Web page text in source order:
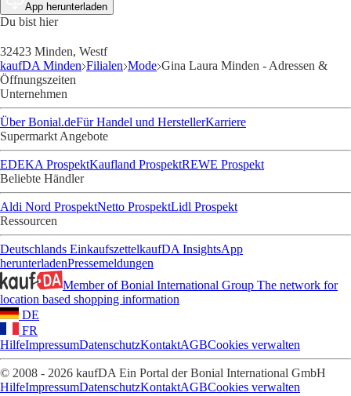
App herunterladen
Du bist hier
32423 Minden, Westf
kaufDA Minden Filialen Mode Gina Laura Minden - Adressen &
Öffnungszeiten
Unternehmen
Über Bonial.deFür Handel und HerstellerKarriere
Supermarkt Angebote
EDEKA ProspektKaufland ProspektREWE Prospekt
Beliebte Händler
Aldi Nord ProspektNetto ProspektLidl Prospekt
Ressourcen
Deutschlands EinkaufszettelkaufDA InsightsApp
herunterladenPressemeldungen
Member of Bonial International Group The network for
location based shopping information
DE
FR
HilfeImpressumDatenschutzKontaktAGBCookies verwalten
© 2008 - 2026 kaufDA Ein Portal der Bonial International GmbH
HilfeImpressumDatenschutzKontaktAGBCookies verwalten